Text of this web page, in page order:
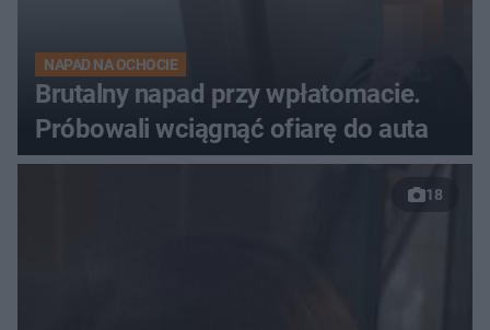
NAPAD NA OCHOCIE
Brutalny napad przy wpłatomacie.
Próbowali wciągnąć ofiarę do auta
18